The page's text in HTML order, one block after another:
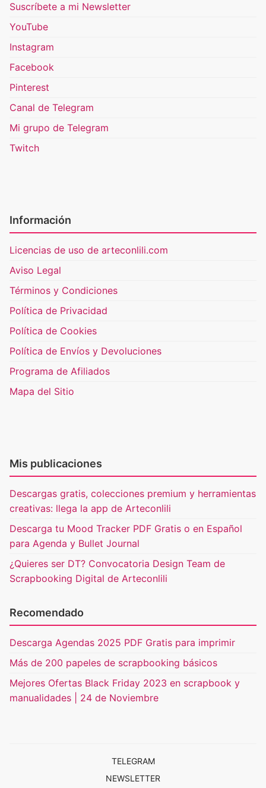
Suscríbete a mi Newsletter
YouTube
Instagram
Facebook
Pinterest
Canal de Telegram
Mi grupo de Telegram
Twitch
Información
Licencias de uso de arteconlili.com
Aviso Legal
Términos y Condiciones
Política de Privacidad
Política de Cookies
Política de Envíos y Devoluciones
Programa de Afiliados
Mapa del Sitio
Mis publicaciones
Descargas gratis, colecciones premium y herramientas
creativas: llega la app de Arteconlili
Descarga tu Mood Tracker PDF Gratis o en Español
para Agenda y Bullet Journal
¿Quieres ser DT? Convocatoria Design Team de
Scrapbooking Digital de Arteconlili
Recomendado
Descarga Agendas 2025 PDF Gratis para imprimir
Más de 200 papeles de scrapbooking básicos
Mejores Ofertas Black Friday 2023 en scrapbook y
manualidades | 24 de Noviembre
TELEGRAM
NEWSLETTER